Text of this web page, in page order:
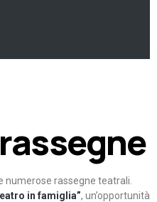
numerose rassegne teatrali.
in famiglia”, un’opportunità